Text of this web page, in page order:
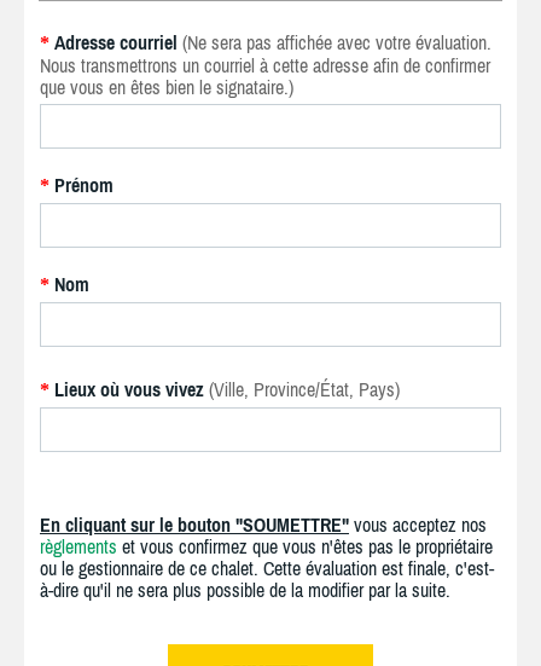
* Adresse courriel (Ne sera pas affichée avec votre évaluation.
Nous transmettrons un courriel à cette adresse afin de confirmer
que vous en êtes bien le signataire.)
* Prénom
* Nom
* Lieux où vous vivez (Ville, Province/État, Pays)
En cliquant sur le bouton "SOUMETTRE" vous acceptez nos
règlements et vous confirmez que vous n'êtes pas le propriétaire
ou le gestionnaire de ce chalet. Cette évaluation est finale, c'est-
à-dire qu'il ne sera plus possible de la modifier par la suite.